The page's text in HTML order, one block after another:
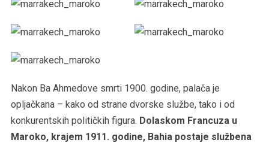
Nakon Ba Ahmedove smrti 1900. godine, palača je
opljačkana – kako od strane dvorske službe, tako i od
konkurentskih političkih figura. Dolaskom Francuza u
Maroko, krajem 1911. godine, Bahia postaje službena